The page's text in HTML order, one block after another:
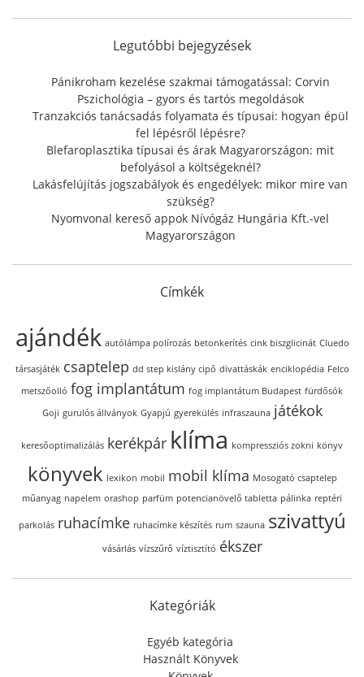
f
r
:
Legutóbbi bejegyzések
Pánikroham kezelése szakmai támogatással: Corvin
Pszichológia – gyors és tartós megoldások
Tranzakciós tanácsadás folyamata és típusai: hogyan épül
fel lépésről lépésre?
Blefaroplasztika típusai és árak Magyarországon: mit
befolyásol a költségeknél?
Lakásfelújítás jogszabályok és engedélyek: mikor mire van
szükség?
Nyomvonal kereső appok Nívógáz Hungária Kft.-vel
Magyarországon
Címkék
ajándék autólámpa polírozás betonkerítés cink biszglicinát Cluedo
társasjáték csaptelep dd step kislány cipő divattáskák enciklopédia Felco
metszőolló fog implantátum fog implantátum Budapest fürdősók
Goji gurulós állványok Gyapjú gyerekülés infraszauna játékok
keresőoptimalizálás kerékpár klíma kompressziós zokni könyv
könyvek lexikon mobil mobil klíma Mosogató csaptelep
műanyag napelem orashop parfüm potencianövelő tabletta pálinka reptéri
parkolás ruhacímke ruhacímke készítés rum szauna szivattyú
vásárlás vízszűrő víztisztító ékszer
Kategóriák
Egyéb kategória
Használt Könyvek